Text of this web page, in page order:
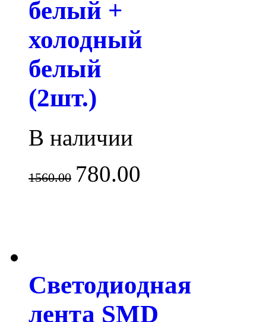
белый +
холодный
белый
(2шт.)
В наличии
1560.00 780.00
Светодиодная
лента SMD